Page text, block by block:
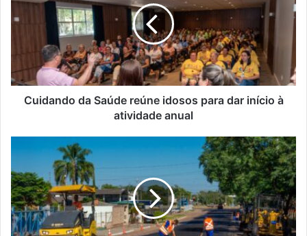
Cuidando da Saúde reúne idosos para dar início à
atividade anual